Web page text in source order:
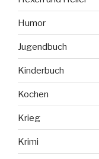
Humor
Jugendbuch
Kinderbuch
Kochen
Krieg
Krimi